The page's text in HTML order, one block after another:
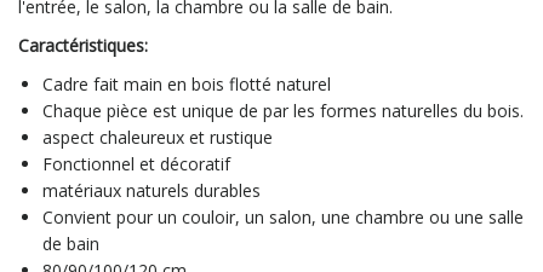
l'entrée, le salon, la chambre ou la salle de bain.
Caractéristiques:
Cadre fait main en bois flotté naturel
Chaque pièce est unique de par les formes naturelles du bois.
aspect chaleureux et rustique
Fonctionnel et décoratif
matériaux naturels durables
Convient pour un couloir, un salon, une chambre ou une salle
de bain